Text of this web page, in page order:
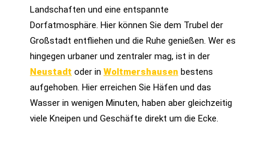
Landschaften und eine entspannte
Dorfatmosphäre. Hier können Sie dem Trubel der
Großstadt entfliehen und die Ruhe genießen. Wer es
hingegen urbaner und zentraler mag, ist in der
Neustadt oder in Woltmershausen bestens
aufgehoben. Hier erreichen Sie Häfen und das
Wasser in wenigen Minuten, haben aber gleichzeitig
viele Kneipen und Geschäfte direkt um die Ecke.